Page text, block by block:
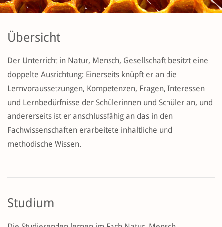
Übersicht
Der Unterricht in Natur, Mensch, Gesellschaft besitzt eine
doppelte Ausrichtung: Einerseits knüpft er an die
Lernvoraussetzungen, Kompetenzen, Fragen, Interessen
und Lernbedürfnisse der Schülerinnen und Schüler an, und
andererseits ist er anschlussfähig an das in den
Fachwissenschaften erarbeitete inhaltliche und
methodische Wissen.
Studium